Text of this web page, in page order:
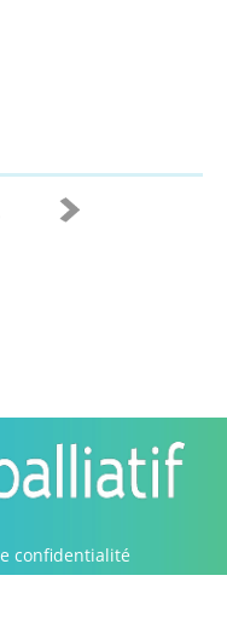
confidentialité
canadien. Tous